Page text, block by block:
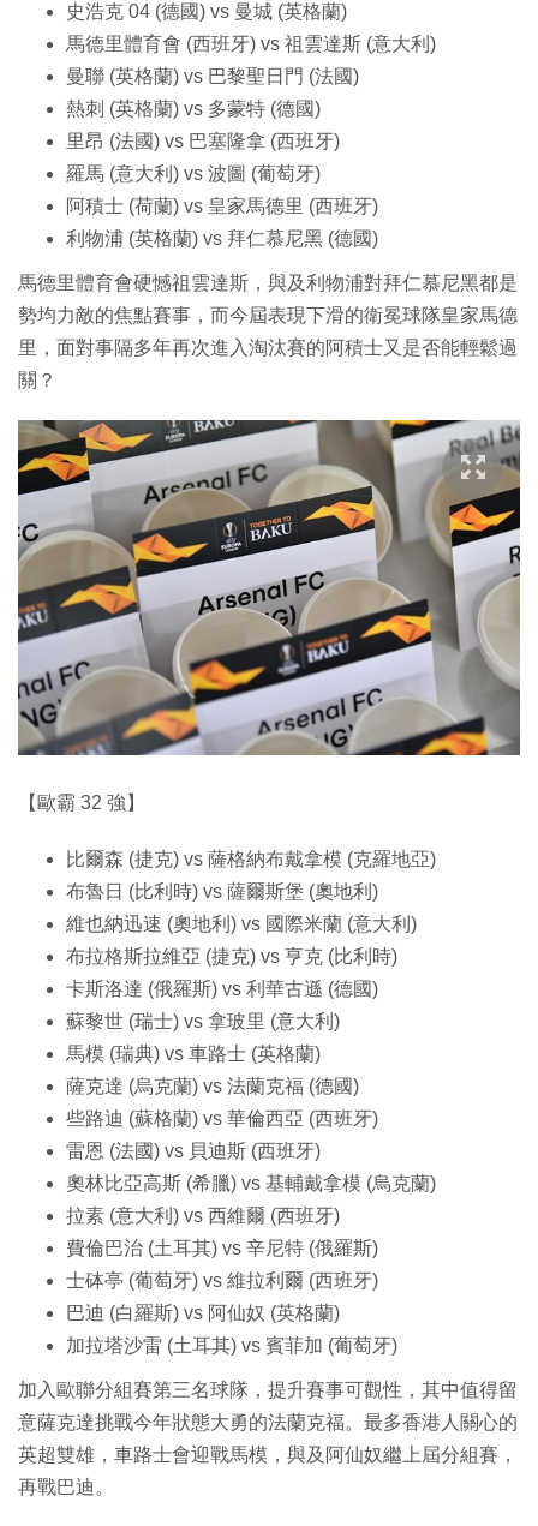
史浩克 04 (德國) vs 曼城 (英格蘭)
馬德里體育會 (西班牙) vs 祖雲達斯 (意大利)
曼聯 (英格蘭) vs 巴黎聖日門 (法國)
熱刺 (英格蘭) vs 多蒙特 (德國)
里昂 (法國) vs 巴塞隆拿 (西班牙)
羅馬 (意大利) vs 波圖 (葡萄牙)
阿積士 (荷蘭) vs 皇家馬德里 (西班牙)
利物浦 (英格蘭) vs 拜仁慕尼黑 (德國)
馬德里體育會硬憾祖雲達斯，與及利物浦對拜仁慕尼黑都是
勢均力敵的焦點賽事，而今屆表現下滑的衛冕球隊皇家馬德
里，面對事隔多年再次進入淘汰賽的阿積士又是否能輕鬆過
關？
【歐霸 32 強】
比爾森 (捷克) vs 薩格納布戴拿模 (克羅地亞)
布魯日 (比利時) vs 薩爾斯堡 (奧地利)
維也納迅速 (奧地利) vs 國際米蘭 (意大利)
布拉格斯拉維亞 (捷克) vs 亨克 (比利時)
卡斯洛達 (俄羅斯) vs 利華古遜 (德國)
蘇黎世 (瑞士) vs 拿玻里 (意大利)
馬模 (瑞典) vs 車路士 (英格蘭)
薩克達 (烏克蘭) vs 法蘭克福 (德國)
些路迪 (蘇格蘭) vs 華倫西亞 (西班牙)
雷恩 (法國) vs 貝迪斯 (西班牙)
奧林比亞高斯 (希臘) vs 基輔戴拿模 (烏克蘭)
拉素 (意大利) vs 西維爾 (西班牙)
費倫巴治 (土耳其) vs 辛尼特 (俄羅斯)
士砵亭 (葡萄牙) vs 維拉利爾 (西班牙)
巴迪 (白羅斯) vs 阿仙奴 (英格蘭)
加拉塔沙雷 (土耳其) vs 賓菲加 (葡萄牙)
加入歐聯分組賽第三名球隊，提升賽事可觀性，其中值得留
意薩克達挑戰今年狀態大勇的法蘭克福。最多香港人關心的
英超雙雄，車路士會迎戰馬模，與及阿仙奴繼上屆分組賽，
再戰巴迪。